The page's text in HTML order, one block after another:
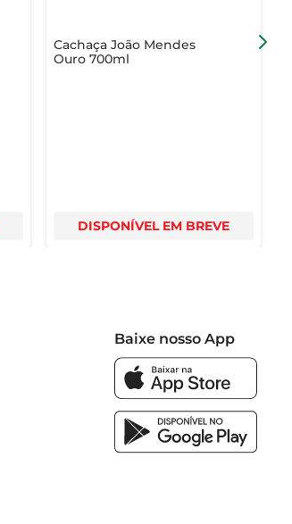
Cachaça João Mendes
Ouro 700ml
DISPONÍVEL EM BREVE
Baixe nosso App